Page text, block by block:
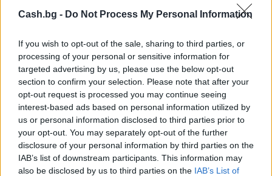
Cash.bg - Do Not Process My Personal Information
If you wish to opt-out of the sale, sharing to third parties, or
processing of your personal or sensitive information for
targeted advertising by us, please use the below opt-out
section to confirm your selection. Please note that after your
opt-out request is processed you may continue seeing
interest-based ads based on personal information utilized by
us or personal information disclosed to third parties prior to
your opt-out. You may separately opt-out of the further
disclosure of your personal information by third parties on the
IAB’s list of downstream participants. This information may
also be disclosed by us to third parties on the IAB’s List of
Изкуствен интелект за първи път
създаде нови жизнеспособни вируси
07.08.2026 / 15:30